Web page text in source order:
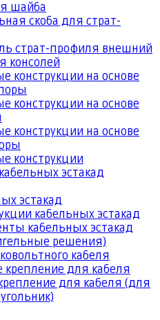
шайба
скоба для страт-
страт-профиля внешний
консолей
конструкции на основе
конструкции на основе
конструкции на основе
конструкции
эстакад
эстакад
кабельных эстакад
кабельных эстакад
решения)
кабеля
крепление для кабеля
для кабеля (для